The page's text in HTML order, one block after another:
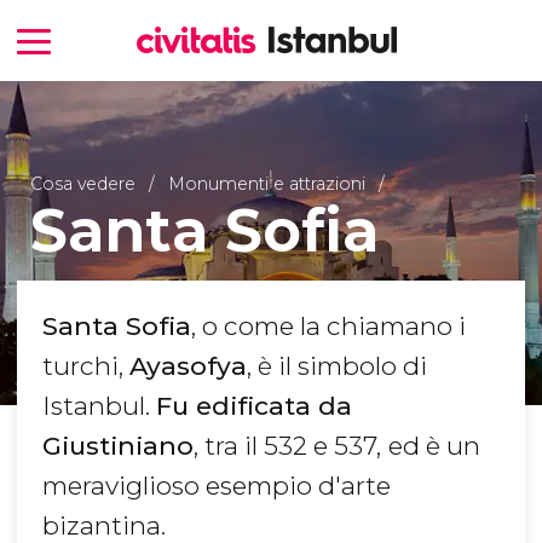
Cosa vedere Monumenti e attrazioni
Santa Sofia
Santa Sofia, o come la chiamano i
turchi, Ayasofya, è il simbolo di
Istanbul. Fu edificata da
Giustiniano, tra il 532 e 537, ed è un
meraviglioso esempio d'arte
bizantina.